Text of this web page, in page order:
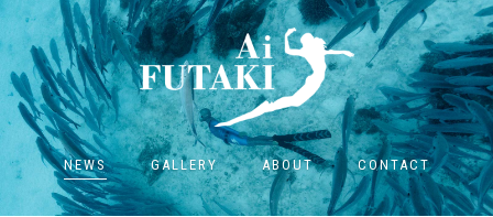
NEWS GALLERY ABOUT CONTACT